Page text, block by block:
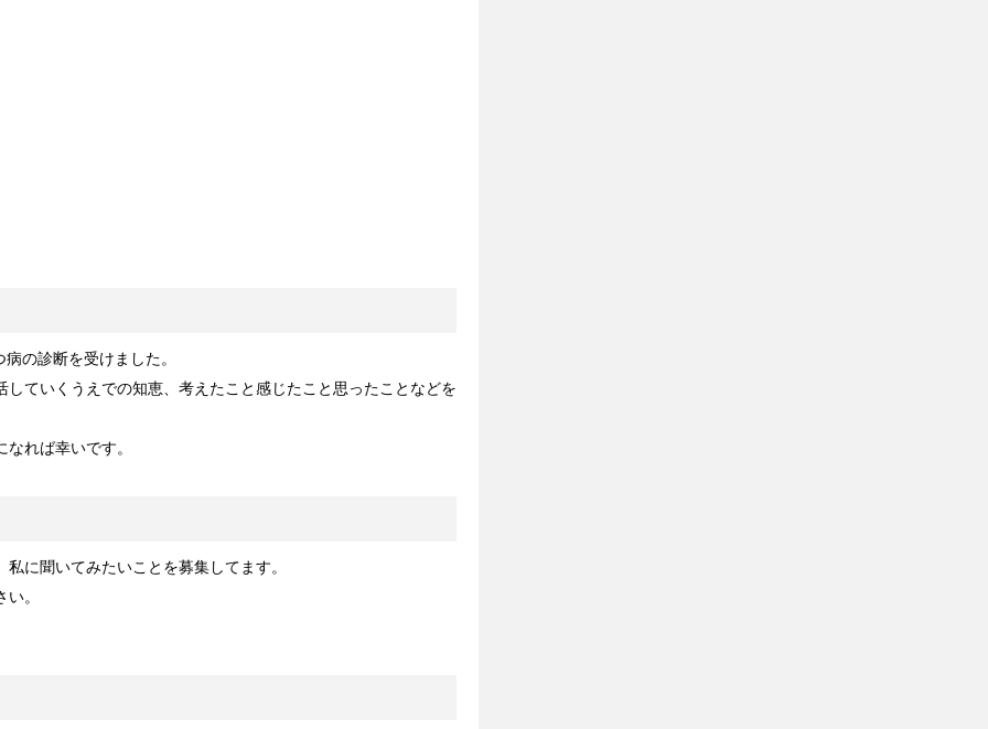
の診断を受けました。
ていくうえでの知恵、考えたこと感じたこと思ったことなどを
れば幸いです。
に聞いてみたいことを募集してます。
。